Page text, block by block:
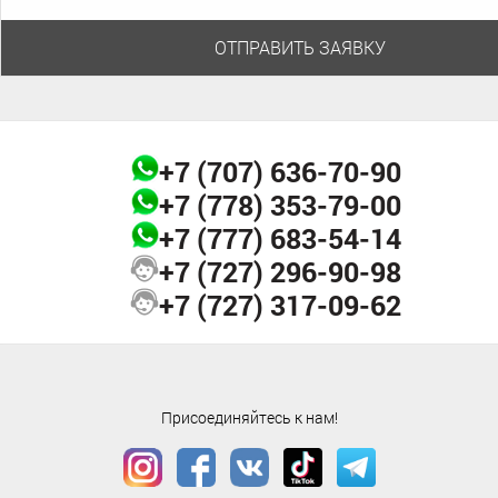
Также он является родиной пива Beck’s. Имеется здесь и
одноименная пивоварня, куда гостей водят с экскурсиями во
Шнор, который наполнен маленькими переулками, семейными
ресторанчиками, лавочками и пабами.
Баден-Баден станет идеальным выбором для туристов, которые
выбирают отдых в SPA. Отели, построенные вокруг целебных
источников, старейшее в Германии казино, пасторальные пейзажи,
концертный зал Фестшпильхаус – все это объединяет старый и
благородный город.
Если вы не можете выбрать какое-то одно место для своего
страну из одного города, так как в стране отличное транспортное
Немецкая кухня
ОТПРАВИТЬ ЗАЯВКУ
+7 (707) 636-70-90
+7 (778) 353-79-00
+7 (777) 683-54-14
+7 (727) 296-90-98
+7 (727) 317-09-62
Присоединяйтесь к нам!